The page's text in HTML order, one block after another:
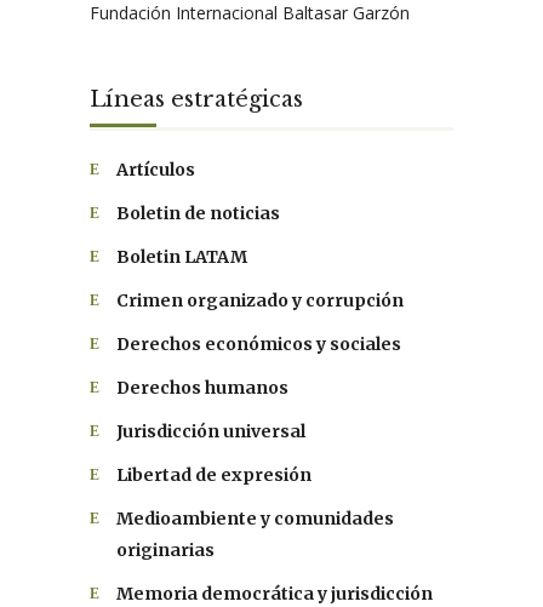
Fundación Internacional Baltasar Garzón
Líneas estratégicas
Artículos
Boletin de noticias
Boletin LATAM
Crimen organizado y corrupción
Derechos económicos y sociales
Derechos humanos
Jurisdicción universal
Libertad de expresión
Medioambiente y comunidades
originarias
Memoria democrática y jurisdicción